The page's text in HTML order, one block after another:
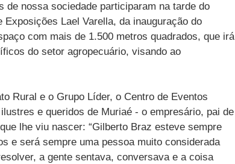
de nossa sociedade participaram na tarde do
Lael Varella, da inauguração do
com mais de 1.500 metros quadrados, que irá
do setor agropecuário, visando ao
Rural e o Grupo Líder, o Centro de Eventos
e queridos de Muriaé - o empresário, pai de
lhe viu nascer: “Gilberto Braz esteve sempre
e será sempre uma pessoa muito considerada
a gente sentava, conversava e a coisa